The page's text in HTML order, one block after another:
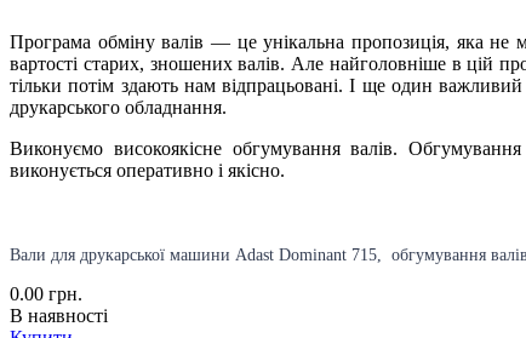
Програма обміну валів — це унікальна пропозиція, яка не
вартості старих, зношених валів. Але найголовніше в цій
тільки потім здають нам відпрацьовані. І ще один
друкарського обладнання.
Виконуємо високоякісне обгумування валів.
виконується оперативно і якісно.
Вали для друкарської машини Adast Dominant 715, обгумування
0.00 грн.
В наявності